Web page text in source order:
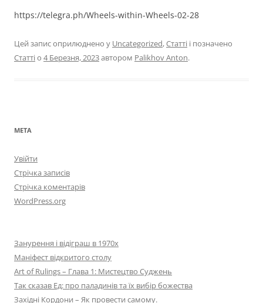
https://telegra.ph/Wheels-within-Wheels-02-28
Цей запис оприлюднено у Uncategorized,Статті і позначено
Статтіо 4 Березня, 2023автором Palikhov Anton.
МЕТА
Увійти
Стрічка записів
Стрічка коментарів
WordPress.org
Занурення і відіграш в 1970х
Маніфест відкритого столу
Art of Rulings – Глава 1: Мистецтво Суджень
Так сказав Ед: про паладинів та їх вибір божества
Західні Кордони – Як провести самому.